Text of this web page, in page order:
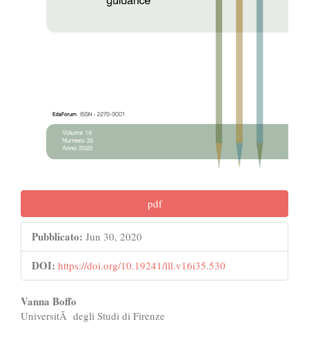
pdf
Pubblicato: Jun 30, 2020
DOI: https://doi.org/10.19241/lll.v16i35.530
Vanna Boffo
UniversitÃ degli Studi di Firenze